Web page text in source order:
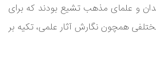
و علمای مذهب تشیع بودند که برای
همچون نگارش آثار علمی، تکیه بر